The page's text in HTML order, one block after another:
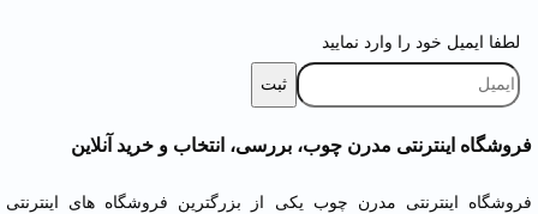
لطفا ایمیل خود را وارد نمایید
فروشگاه اینترنتی مدرن چوب، بررسی، انتخاب و خرید آنلاین
فروشگاه اینترنتی مدرن چوب یکی از بزرگترین فروشگاه های اینترنتی